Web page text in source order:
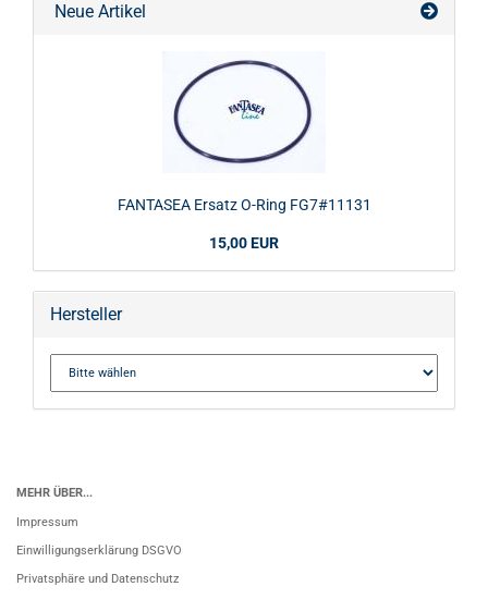
Neue Artikel
FANTASEA Ersatz O-Ring FG7#11131
15,00 EUR
Hersteller
MEHR ÜBER...
Impressum
Einwilligungserklärung DSGVO
Privatsphäre und Datenschutz